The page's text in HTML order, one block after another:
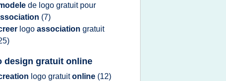
de logo gratuit pour
(7)
logo association gratuit
design gratuit online
logo gratuitonline (12)